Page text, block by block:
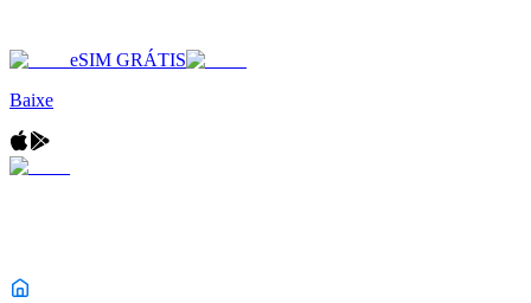
eSIM GRÁTIS
Baixe